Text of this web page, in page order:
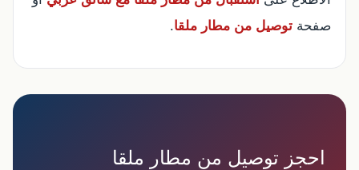
صفحة توصيل من مطار ملقا.
احجز توصيل من مطار ملقا